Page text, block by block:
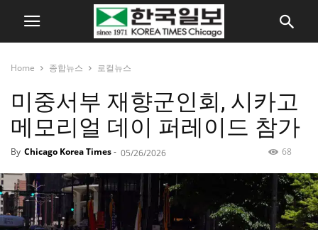
Home 종합뉴스 로컬뉴스
미중서부 재향군인회, 시카고
메모리얼 데이 퍼레이드 참가
By Chicago Korea Times- 05/26/2026 68